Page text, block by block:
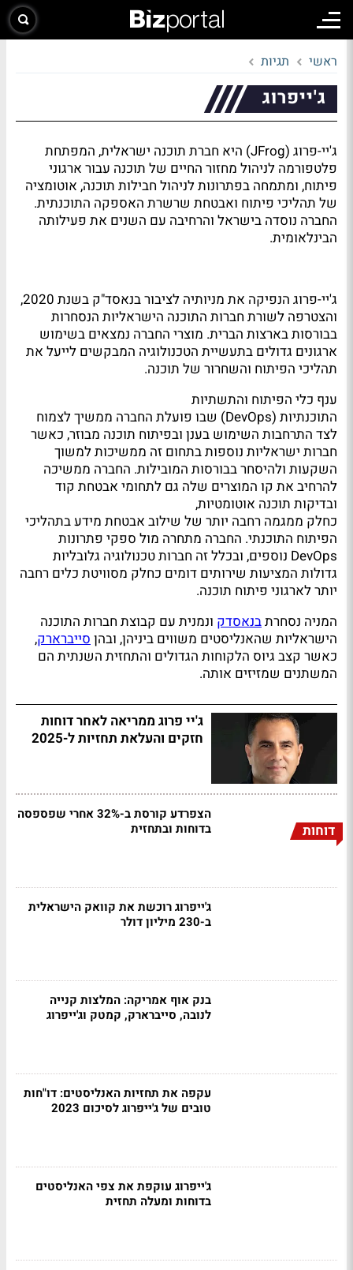
ראשי תגיות
ג'ייפרוג
ג'יי-פרוג (JFrog) היא חברת תוכנה ישראלית, המפתחת
פלטפורמה לניהול מחזור החיים של תוכנה עבור ארגוני
פיתוח, ומתמחה בפתרונות לניהול חבילות תוכנה, אוטומציה
של תהליכי פיתוח ואבטחת שרשרת האספקה התוכנתית.
החברה נוסדה בישראל והרחיבה עם השנים את פעילותה
הבינלאומית.
ג'יי-פרוג הנפיקה את מניותיה לציבור בנאסד"ק בשנת 2020,
והצטרפה לשורת חברות התוכנה הישראליות הנסחרות
בבורסות בארצות הברית. מוצרי החברה נמצאים בשימוש
ארגונים גדולים בתעשיית הטכנולוגיה המבקשים לייעל את
תהליכי הפיתוח והשחרור של תוכנה.
ענף כלי הפיתוח והתשתיות
התוכנתיות (DevOps) שבו פועלת החברה ממשיך לצמוח
לצד התרחבות השימוש בענן ובפיתוח תוכנה מבוזר, כאשר
חברות ישראליות נוספות בתחום זה ממשיכות למשוך
השקעות ולהיסחר בבורסות המובילות. החברה ממשיכה
להרחיב את קו המוצרים שלה גם לתחומי אבטחת קוד
ובדיקות תוכנה אוטומטיות,
כחלק ממגמה רחבה יותר של שילוב אבטחת מידע בתהליכי
הפיתוח התוכנתי. החברה מתחרה מול ספקי פתרונות
DevOps נוספים, ובכלל זה חברות טכנולוגיה גלובליות
גדולות המציעות שירותים דומים כחלק מסוויטת כלים רחבה
יותר לארגוני פיתוח תוכנה.
המניה נסחרתבנאסדק ונמנית עם קבוצת חברות התוכנה
הישראליות שהאנליסטים משווים ביניהן, ובהןסייברארק,
כאשר קצב גיוס הלקוחות הגדולים והתחזית השנתית הם
המשתנים שמזיזים אותה.
ג'יי פרוג ממריאה לאחר דוחות
חזקים והעלאת תחזיות ל-2025
דוחות
הצפרדע קורסת ב-32% אחרי שפספסה
בדוחות ובתחזית
ג'ייפרוג רוכשת את קוואק הישראלית
ב-230 מיליון דולר
בנק אוף אמריקה: המלצות קנייה
לנובה, סייברארק, קמטק וג'ייפרוג
עקפה את תחזיות האנליסטים: דו"חות
טובים של ג'ייפרוג לסיכום 2023
ג'ייפרוג עוקפת את צפי האנליסטים
בדוחות ומעלה תחזית